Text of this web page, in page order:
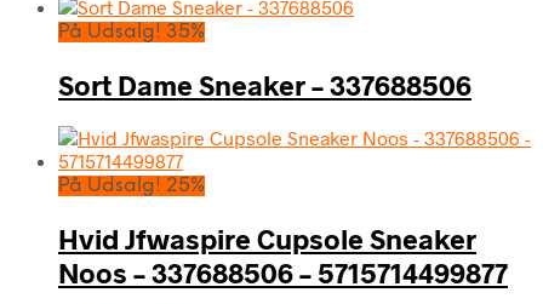
På Udsalg! 35%
Sort Dame Sneaker – 337688506
På Udsalg! 25%
Hvid Jfwaspire Cupsole Sneaker
Noos – 337688506 – 5715714499877